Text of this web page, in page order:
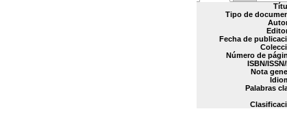
Tipo de
Fecha de
Número de
ISBN/
Nota
Palabras